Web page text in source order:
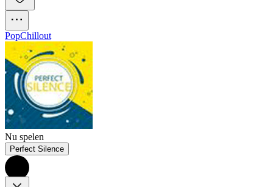
PopChillout
Nu spelen
Perfect Silence